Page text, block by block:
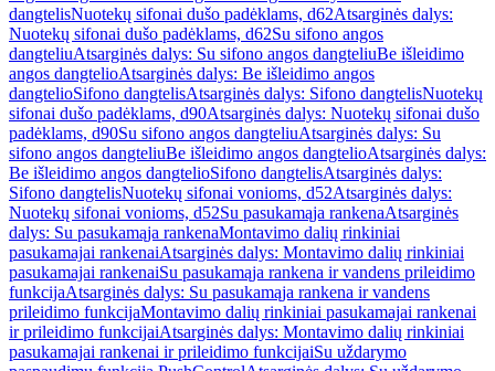
dangtelisNuotekų sifonai dušo padėklams, d62Atsarginės dalys:
Nuotekų sifonai dušo padėklams, d62Su sifono angos
dangteliuAtsarginės dalys: Su sifono angos dangteliuBe išleidimo
angos dangtelioAtsarginės dalys: Be išleidimo angos
dangtelioSifono dangtelisAtsarginės dalys: Sifono dangtelisNuotekų
sifonai dušo padėklams, d90Atsarginės dalys: Nuotekų sifonai dušo
padėklams, d90Su sifono angos dangteliuAtsarginės dalys: Su
sifono angos dangteliuBe išleidimo angos dangtelioAtsarginės dalys:
Be išleidimo angos dangtelioSifono dangtelisAtsarginės dalys:
Sifono dangtelisNuotekų sifonai vonioms, d52Atsarginės dalys:
Nuotekų sifonai vonioms, d52Su pasukamąja rankenaAtsarginės
dalys: Su pasukamąja rankenaMontavimo dalių rinkiniai
pasukamajai rankenaiAtsarginės dalys: Montavimo dalių rinkiniai
pasukamajai rankenaiSu pasukamąja rankena ir vandens prileidimo
funkcijaAtsarginės dalys: Su pasukamąja rankena ir vandens
prileidimo funkcijaMontavimo dalių rinkiniai pasukamajai rankenai
ir prileidimo funkcijaiAtsarginės dalys: Montavimo dalių rinkiniai
pasukamajai rankenai ir prileidimo funkcijaiSu uždarymo